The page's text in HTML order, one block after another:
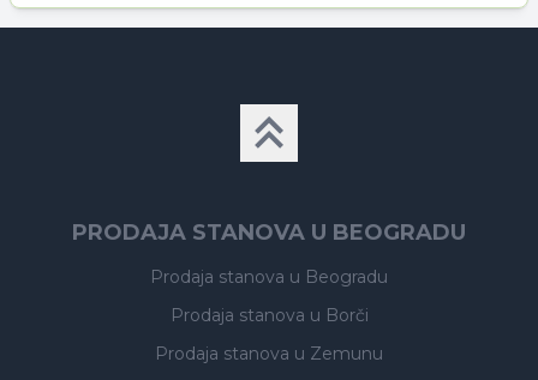
PRODAJA STANOVA U BEOGRADU
Prodaja stanova u Beogradu
Prodaja stanova u Borči
Prodaja stanova u Zemunu